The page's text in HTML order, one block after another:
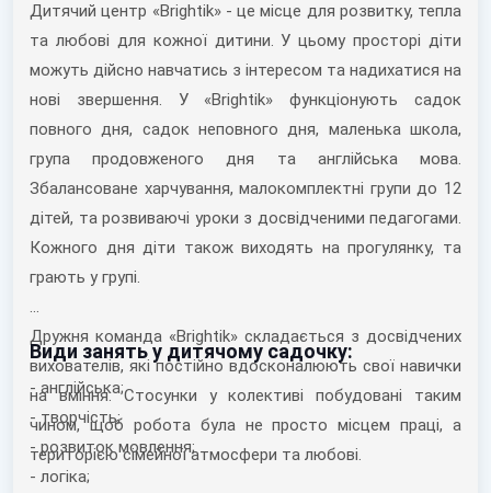
Дитячий центр «Brightik» - це місце для розвитку, тепла
та любові для кожної дитини. У цьому просторі діти
можуть дійсно навчатись з інтересом та надихатися на
нові звершення. У «Brightik» функціонують садок
повного дня, садок неповного дня, маленька школа,
група продовженого дня та англійська мова.
Збалансоване харчування, малокомплектні групи до 12
дітей, та розвиваючі уроки з досвідченими педагогами.
Кожного дня діти також виходять на прогулянку, та
грають у групі.
Дружня команда «Brightik» складається з досвідчених
вихователів, які постійно вдосконалюють свої навички
на вміння. Стосунки у колективі побудовані таким
чином, щоб робота була не просто місцем праці, а
територією сімейної атмосфери та любові.
Види занять у дитячому садочку:
- англійська;
- творчість;
- розвиток мовлення;
- логіка;